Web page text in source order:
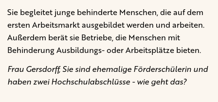
Sie begleitet junge behinderte Menschen, die auf dem
ersten Arbeitsmarkt ausgebildet werden und arbeiten.
Außerdem berät sie Betriebe, die Menschen mit
Behinderung Ausbildungs- oder Arbeitsplätze bieten.
Frau Gersdorff, Sie sind ehemalige Förderschülerin und
haben zwei Hochschulabschlüsse - wie geht das?